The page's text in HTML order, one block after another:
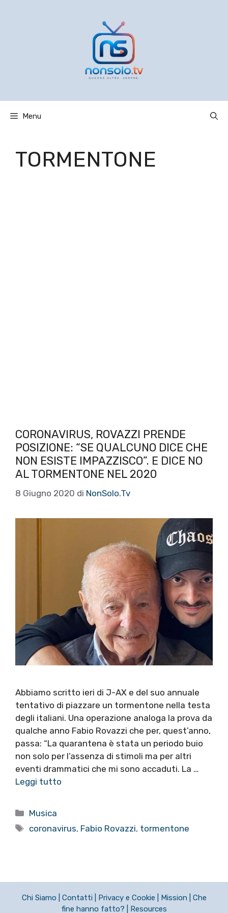
Menu
TORMENTONE
CORONAVIRUS, ROVAZZI PRENDE
POSIZIONE: “SE QUALCUNO DICE CHE
NON ESISTE IMPAZZISCO”. E DICE NO
AL TORMENTONE NEL 2020
8 Giugno 2020 di NonSolo.Tv
Abbiamo scritto ieri di J-AX e del suo annuale
tentativo di piazzare un tormentone nella testa
degli italiani. Una operazione analoga la prova da
qualche anno Fabio Rovazzi che per, quest’anno,
passa: “La quarantena è stata un periodo buio
non solo per l’assenza di stimoli ma per altri
eventi drammatici che mi sono accaduti. La …
Leggi tutto
Categorie
Musica
Tag
coronavirus, Fabio Rovazzi, tormentone
Chi Siamo Contatti Privacy e Cookie Mission
Che
fine hanno fatto?
Resources